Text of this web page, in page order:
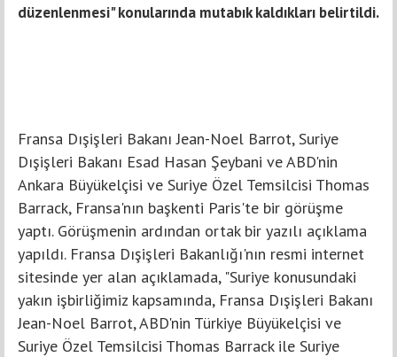
düzenlenmesi" konularında mutabık kaldıkları belirtildi.
Fransa Dışişleri Bakanı Jean-Noel Barrot, Suriye
Dışişleri Bakanı Esad Hasan Şeybani ve ABD'nin
Ankara Büyükelçisi ve Suriye Özel Temsilcisi Thomas
Barrack, Fransa'nın başkenti Paris'te bir görüşme
yaptı. Görüşmenin ardından ortak bir yazılı açıklama
yapıldı. Fransa Dışişleri Bakanlığı'nın resmi internet
sitesinde yer alan açıklamada, "Suriye konusundaki
yakın işbirliğimiz kapsamında, Fransa Dışişleri Bakanı
Jean-Noel Barrot, ABD'nin Türkiye Büyükelçisi ve
Suriye Özel Temsilcisi Thomas Barrack ile Suriye